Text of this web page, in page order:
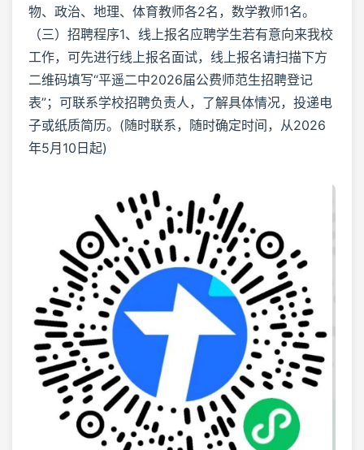
物、政治、地理、体育教师各2名，数学教师1名。
（三）招聘程序1、线上报名应聘学生若有意向来我校
工作，可先进行线上报名面试，线上报名请扫描下方
二维码填写“平遥二中2026届公费师范生招聘登记
表”；可联系学校招聘负责人，了解具体情况，投递电
子或纸质简历。‍‍‍(随时联系，随时确定时间，从2026
年5月10日起)